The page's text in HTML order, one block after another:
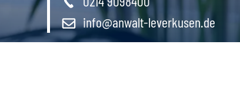
info@anwalt-leverkusen.de